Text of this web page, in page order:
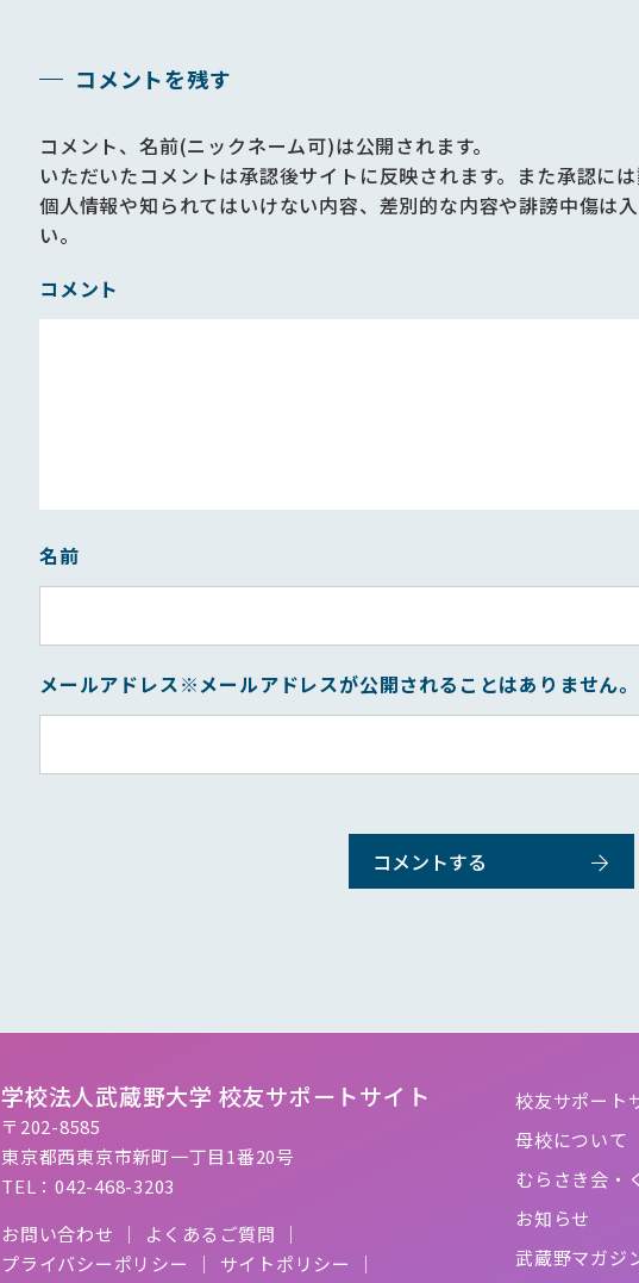
コメントを残す
コメント、名前(ニックネーム可)は公開されます。
いただいたコメントは承認後サイトに反映されます。また承認に
個人情報や知られてはいけない内容、差別的な内容や誹謗中傷は
い。
コメント
名前
メールアドレス※メールアドレスが公開されることはありません。
学校法人武蔵野大学 校友サポートサイト
〒202-8585
東京都西東京市新町一丁目1番20号
TEL：042-468-3203
お問い合わせ
よくあるご質問
プライバシーポリシー
サイトポリシー
校友サポート
母校について
むらさき会・
お知らせ
武蔵野マガジ